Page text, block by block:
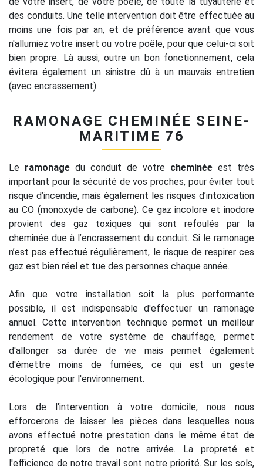
des conduits. Une telle intervention doit être effectuée au
moins une fois par an, et de préférence avant que vous
n'allumiez votre insert ou votre poêle, pour que celui-ci soit
bien propre. Là aussi, outre un bon fonctionnement, cela
évitera également un sinistre dû à un mauvais entretien
(avec encrassement).
RAMONAGE CHEMINÉE SEINE-
MARITIME 76
Le ramonage du conduit de votre cheminée est très
important pour la sécurité de vos proches, pour éviter tout
risque d’incendie, mais également les risques d’intoxication
au CO (monoxyde de carbone). Ce gaz incolore et inodore
provient des gaz toxiques qui sont refoulés par la
cheminée due à l’encrassement du conduit. Si le ramonage
n’est pas effectué régulièrement, le risque de respirer ces
gaz est bien réel et tue des personnes chaque année.
Afin que votre installation soit la plus performante
possible, il est indispensable d'effectuer un ramonage
annuel. Cette intervention technique permet un meilleur
rendement de votre système de chauffage, permet
d'allonger sa durée de vie mais permet également
d'émettre moins de fumées, ce qui est un geste
écologique pour l'environnement.
Lors de l'intervention à votre domicile, nous nous
efforcerons de laisser les pièces dans lesquelles nous
avons effectué notre prestation dans le même état de
propreté que lors de notre arrivée. La propreté et
l'efficience de notre travail sont notre priorité. Sur les sols,